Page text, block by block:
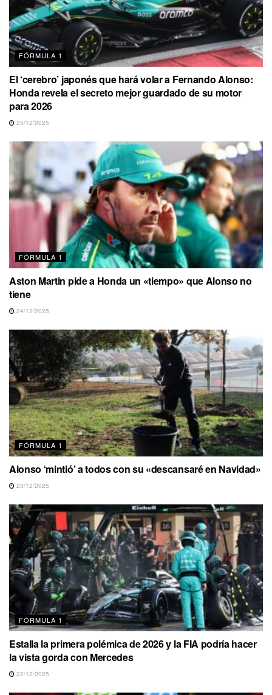
FÓRMULA 1
El ‘cerebro’ japonés que hará volar a Fernando Alonso:
Honda revela el secreto mejor guardado de su motor
para 2026
25/12/2025
FÓRMULA 1
Aston Martin pide a Honda un «tiempo» que Alonso no
tiene
24/12/2025
FÓRMULA 1
Alonso ‘mintió’ a todos con su «descansaré en Navidad»
23/12/2025
FÓRMULA 1
Estalla la primera polémica de 2026 y la FIA podría hacer
la vista gorda con Mercedes
22/12/2025